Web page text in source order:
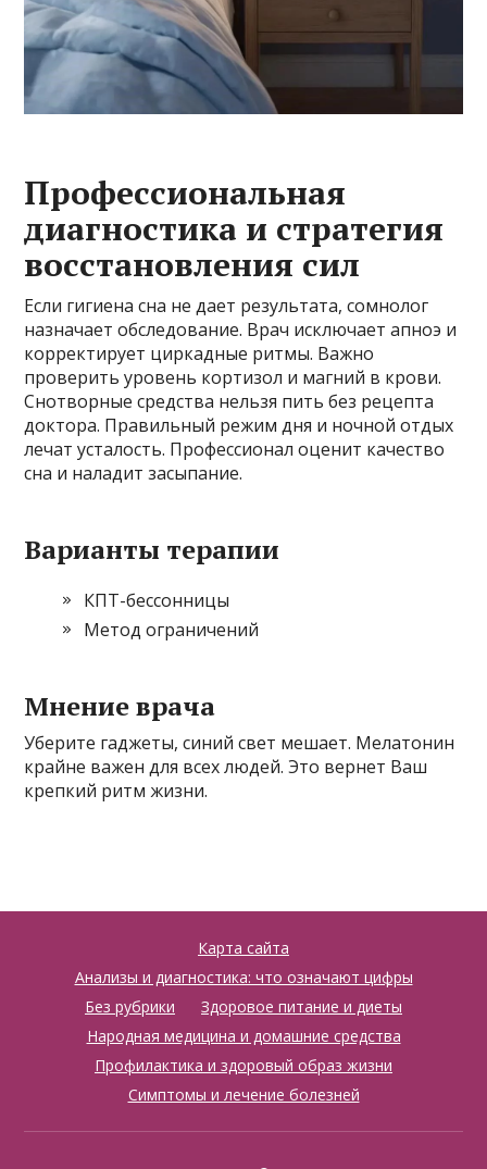
Профессиональная
диагностика и стратегия
восстановления сил
Если гигиена сна не дает результата, сомнолог
назначает обследование. Врач исключает апноэ и
корректирует циркадные ритмы. Важно
проверить уровень кортизол и магний в крови.
Снотворные средства нельзя пить без рецепта
доктора. Правильный режим дня и ночной отдых
лечат усталость. Профессионал оценит качество
сна и наладит засыпание.
Варианты терапии
КПТ-бессонницы
Метод ограничений
Мнение врача
Уберите гаджеты, синий свет мешает. Мелатонин
крайне важен для всех людей. Это вернет Ваш
крепкий ритм жизни.
Карта сайта
Анализы и диагностика: что означают цифры
Без рубрики
Здоровое питание и диеты
Народная медицина и домашние средства
Профилактика и здоровый образ жизни
Симптомы и лечение болезней